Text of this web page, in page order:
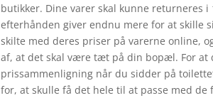
butikker. Dine varer skal kunne returneres
efterhånden giver endnu mere for at skille
skilte med deres priser på varerne online,
af, at det skal være tæt på din bopæl. For at
prissammenligning når du sidder på
for, at skulle få det hele til at passe med